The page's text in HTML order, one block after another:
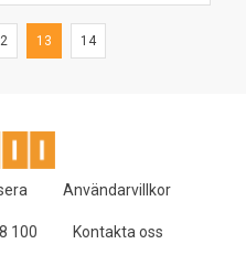
13 14
Användarvillkor
100 Kontakta oss